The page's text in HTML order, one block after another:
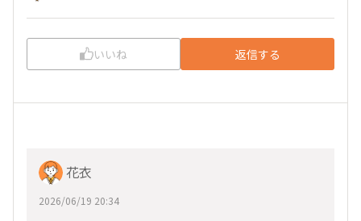
いいね 返信する
花衣
2026/06/19 20:34